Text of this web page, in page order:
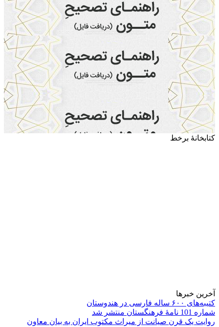
کتابخانۀ برخط
آخرین خبرها
کتیبه‌های ۶۰۰ ساله فارسی در هندوستان
شماره 101 نامۀ فرهنگستان منتشر شد
روایت یک قرن صیانت از میراث مکتوب ایران به بیان معاون